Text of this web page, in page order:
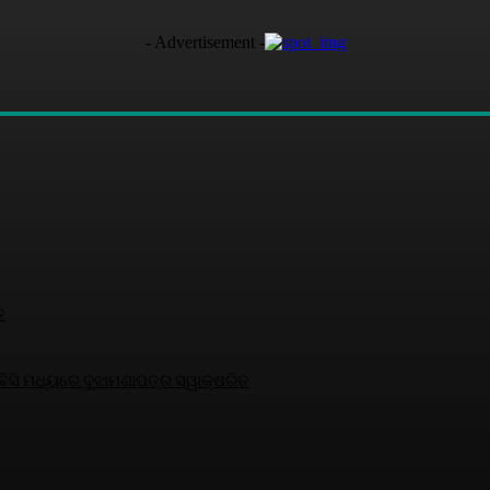
- Advertisement -